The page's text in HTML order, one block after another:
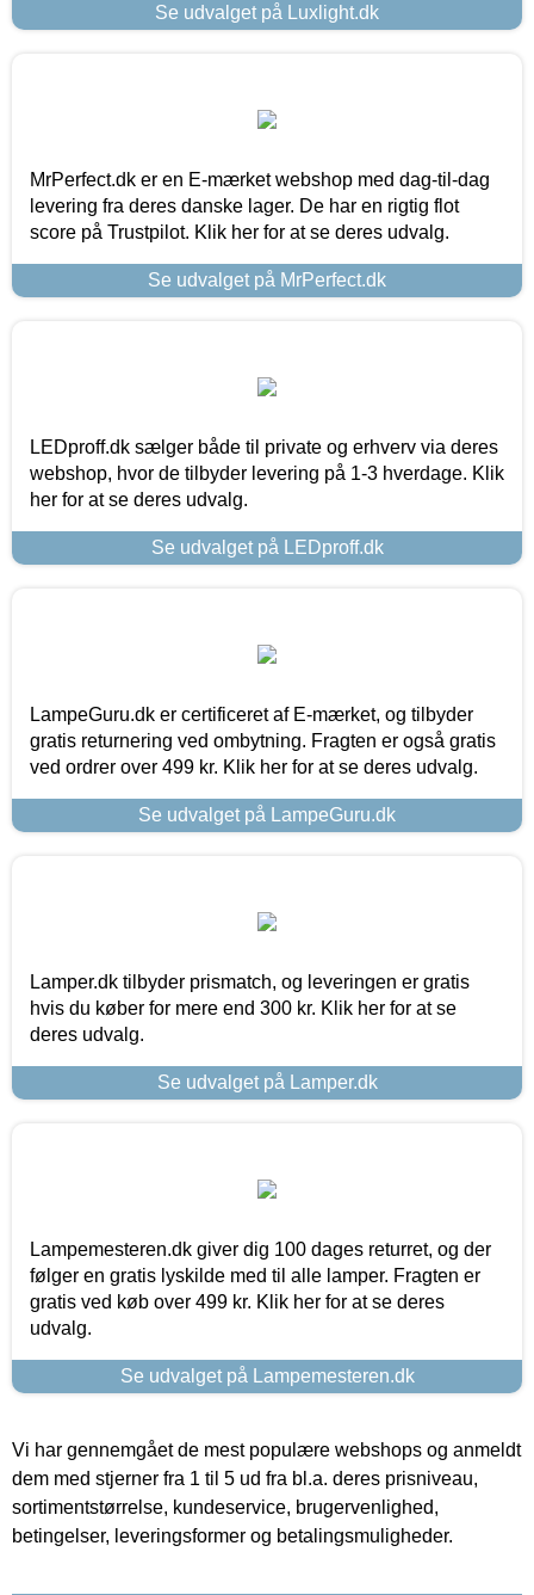
Se udvalget på Luxlight.dk
MrPerfect.dk er en E-mærket webshop med dag-til-dag
levering fra deres danske lager. De har en rigtig flot
score på Trustpilot. Klik her for at se deres udvalg.
Se udvalget på MrPerfect.dk
LEDproff.dk sælger både til private og erhverv via deres
webshop, hvor de tilbyder levering på 1-3 hverdage. Klik
her for at se deres udvalg.
Se udvalget på LEDproff.dk
LampeGuru.dk er certificeret af E-mærket, og tilbyder
gratis returnering ved ombytning. Fragten er også gratis
ved ordrer over 499 kr. Klik her for at se deres udvalg.
Se udvalget på LampeGuru.dk
Lamper.dk tilbyder prismatch, og leveringen er gratis
hvis du køber for mere end 300 kr. Klik her for at se
deres udvalg.
Se udvalget på Lamper.dk
Lampemesteren.dk giver dig 100 dages returret, og der
følger en gratis lyskilde med til alle lamper. Fragten er
gratis ved køb over 499 kr. Klik her for at se deres
udvalg.
Se udvalget på Lampemesteren.dk
Vi har gennemgået de mest populære webshops og anmeldt
dem med stjerner fra 1 til 5 ud fra bl.a. deres prisniveau,
sortimentstørrelse, kundeservice, brugervenlighed,
betingelser, leveringsformer og betalingsmuligheder.